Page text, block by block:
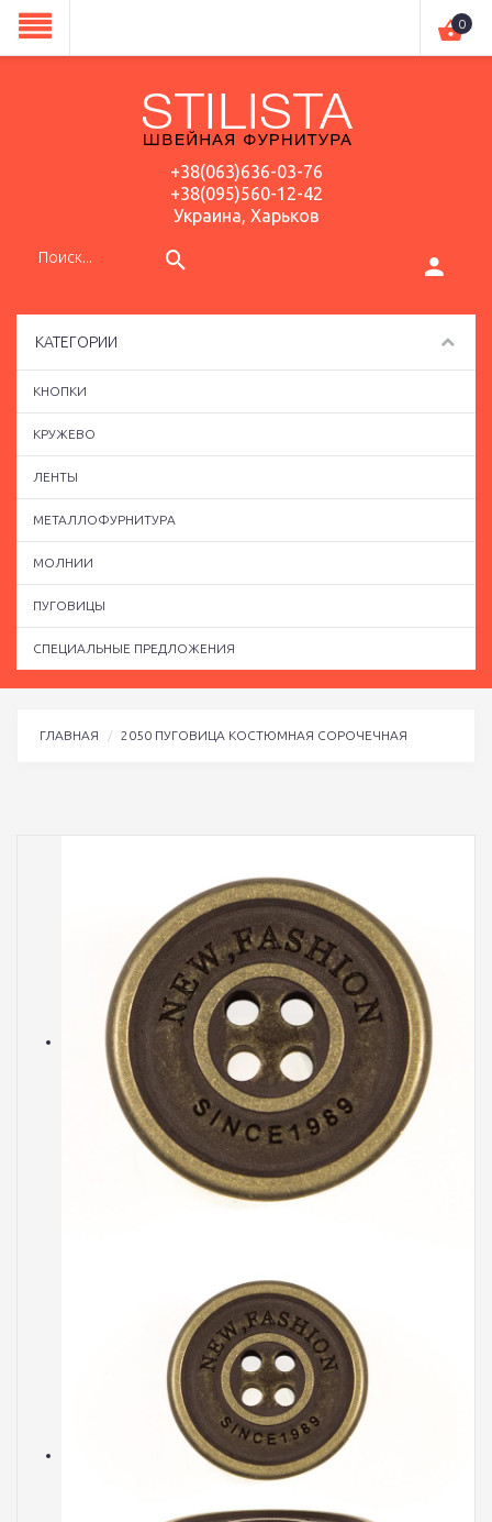
+38(063)636-03-76
+38(095)560-12-42
Украина, Харьков
0
КАТЕГОРИИ
КНОПКИ
КРУЖЕВО
ЛЕНТЫ
МЕТАЛЛОФУРНИТУРА
МОЛНИИ
ПУГОВИЦЫ
СПЕЦИАЛЬНЫЕ ПРЕДЛОЖЕНИЯ
ГЛАВНАЯ 2050 ПУГОВИЦА КОСТЮМНАЯ СОРОЧЕЧНАЯ